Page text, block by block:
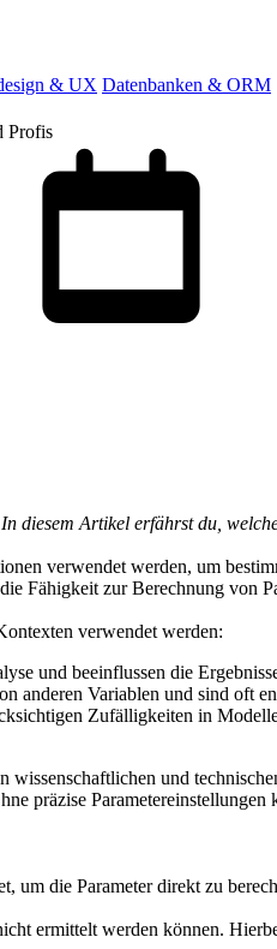
& UX Datenbanken & ORM
Profis
diesem Artikel erfährst du,
verwendet werden, um
Fähigkeit zur Berechnung von
verwendet werden:
und beeinflussen die
anderen Variablen und sind oft
Zufälligkeiten in
und
präzise
um die Parameter direkt zu
ermittelt werden können.